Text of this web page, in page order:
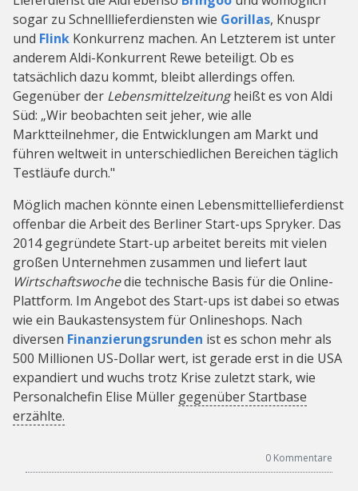
sogar zu Schnelllieferdiensten wie Gorillas, Knuspr
und Flink Konkurrenz machen. An Letzterem ist unter
anderem Aldi-Konkurrent Rewe beteiligt. Ob es
tatsächlich dazu kommt, bleibt allerdings offen.
Gegenüber der Lebensmittelzeitungheißt es von Aldi
Süd: „Wir beobachten seit jeher, wie alle
Marktteilnehmer, die Entwicklungen am Markt und
führen weltweit in unterschiedlichen Bereichen täglich
Testläufe durch."
Möglich machen könnte einen Lebensmittellieferdienst
offenbar die Arbeit des Berliner Start-ups Spryker. Das
2014 gegründete Start-up arbeitet bereits mit vielen
großen Unternehmen zusammen und liefert laut
Wirtschaftswochedie technische Basis für die Online-
Plattform. Im Angebot des Start-ups ist dabei so etwas
wie ein Baukastensystem für Onlineshops. Nach
diversen Finanzierungsrunden ist es schon mehr als
500 Millionen US-Dollar wert, ist gerade erst in die USA
expandiert und wuchs trotz Krise zuletzt stark, wie
Personalchefin Elise Müller gegenüber Startbase
erzählte.
0 Kommentare